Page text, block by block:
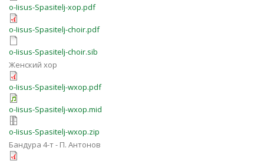
o-Iisus-Spasitelj-xop.pdf
o-Iisus-Spasitelj-choir.pdf
o-Iisus-Spasitelj-choir.sib
Женский хор
o-Iisus-Spasitelj-wxop.pdf
o-Iisus-Spasitelj-wxop.mid
o-Iisus-Spasitelj-wxop.zip
Бандура 4-т - П. Антонов